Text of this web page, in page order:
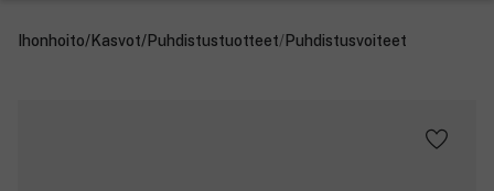
Ihonhoito/Kasvot/Puhdistustuotteet/Puhdistusvoiteet